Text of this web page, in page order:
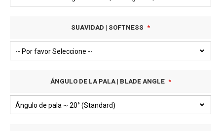
SUAVIDAD | SOFTNESS
ÁNGULO DE LA PALA | BLADE ANGLE